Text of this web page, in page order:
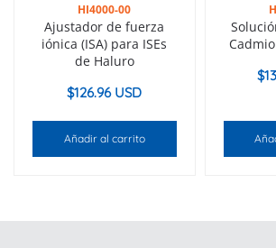
HI4000-00
Ajustador de fuerza
iónica (ISA) para ISEs
de Haluro
$126.96 USD
Añadir al carrito
$